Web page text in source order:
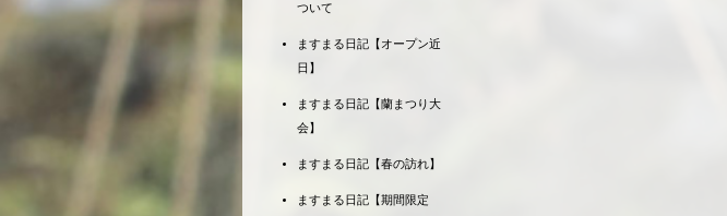
ついて
ますまる日記【オープン近
日】
ますまる日記【蘭まつり大
会】
ますまる日記【春の訪れ】
ますまる日記【期間限定